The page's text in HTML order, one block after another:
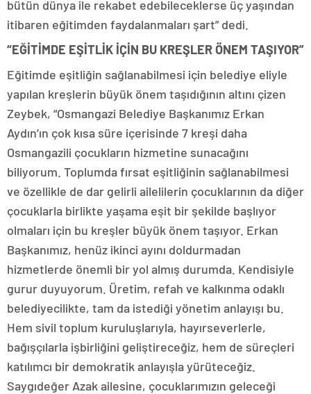
bütün dünya ile rekabet edebileceklerse üç yaşından
itibaren eğitimden faydalanmaları şart” dedi.
“EĞİTİMDE EŞİTLİK İÇİN BU KREŞLER ÖNEM TAŞIYOR”
Eğitimde eşitliğin sağlanabilmesi için belediye eliyle
yapılan kreşlerin büyük önem taşıdığının altını çizen
Zeybek, “Osmangazi Belediye Başkanımız Erkan
Aydın’ın çok kısa süre içerisinde 7 kreşi daha
Osmangazili çocukların hizmetine sunacağını
biliyorum. Toplumda fırsat eşitliğinin sağlanabilmesi
ve özellikle de dar gelirli ailelilerin çocuklarının da diğer
çocuklarla birlikte yaşama eşit bir şekilde başlıyor
olmaları için bu kreşler büyük önem taşıyor. Erkan
Başkanımız, henüz ikinci ayını doldurmadan
hizmetlerde önemli bir yol almış durumda. Kendisiyle
gurur duyuyorum. Üretim, refah ve kalkınma odaklı
belediyecilikte, tam da istediği yönetim anlayışı bu.
Hem sivil toplum kuruluşlarıyla, hayırseverlerle,
bağışçılarla işbirliğini geliştireceğiz, hem de süreçleri
katılımcı bir demokratik anlayışla yürüteceğiz.
Saygıdeğer Azak ailesine, çocuklarımızın geleceği